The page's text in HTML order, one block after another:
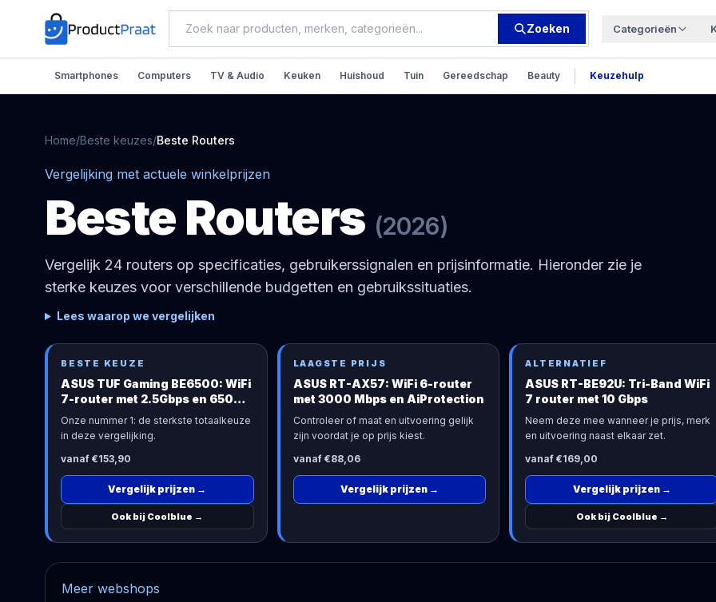
Zoeken Categorieën
Smartphones Computers TV & Audio Keuken Huishoud Tuin Gereedschap Beauty Keuzehulp
Home/Beste keuzes/Beste Routers
Vergelijking met actuele winkelprijzen
BesteRouters (2026)
Vergelijk 24 routers op specificaties, gebruikerssignalen en prijsinformatie. Hieronder zie je
sterke keuzes voor verschillende budgetten en gebruikssituaties.
Lees waarop we vergelijken
BESTE KEUZE
ASUS TUF Gaming BE6500: WiFi
7-router met 2.5Gbps en 6500
Mbps
Onze nummer 1: de sterkste totaalkeuze
in deze vergelijking.
vanaf €153,90
Vergelijk prijzen →
Ook bij Coolblue →
LAAGSTE PRIJS
ASUS RT-AX57: WiFi 6-router
met 3000 Mbps en AiProtection
Controleer of maat en uitvoering gelijk
zijn voordat je op prijs kiest.
vanaf €88,06
Vergelijk prijzen→
ALTERNATIEF
ASUS RT-BE92U: Tri-Band WiFi
7 router met 10 Gbps
Neem deze mee wanneer je prijs, merk
en uitvoering naast elkaar zet.
vanaf €169,00
Vergelijk prijzen→
Ook bij Coolblue →
Meer webshops